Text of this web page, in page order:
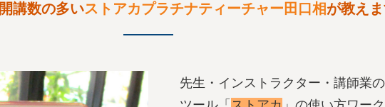
講数の多いストアカプラチナティーチャー田口相が教えま
先生・インストラクター・講師業